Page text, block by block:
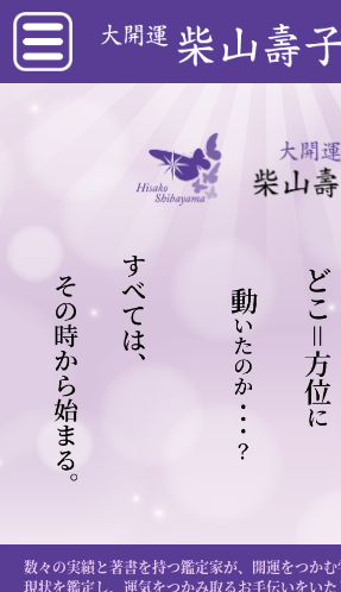
数々の実績と著書を持つ鑑定家が、開運をつか
現状を鑑定し、運気をつかみ取るお手伝いをいた